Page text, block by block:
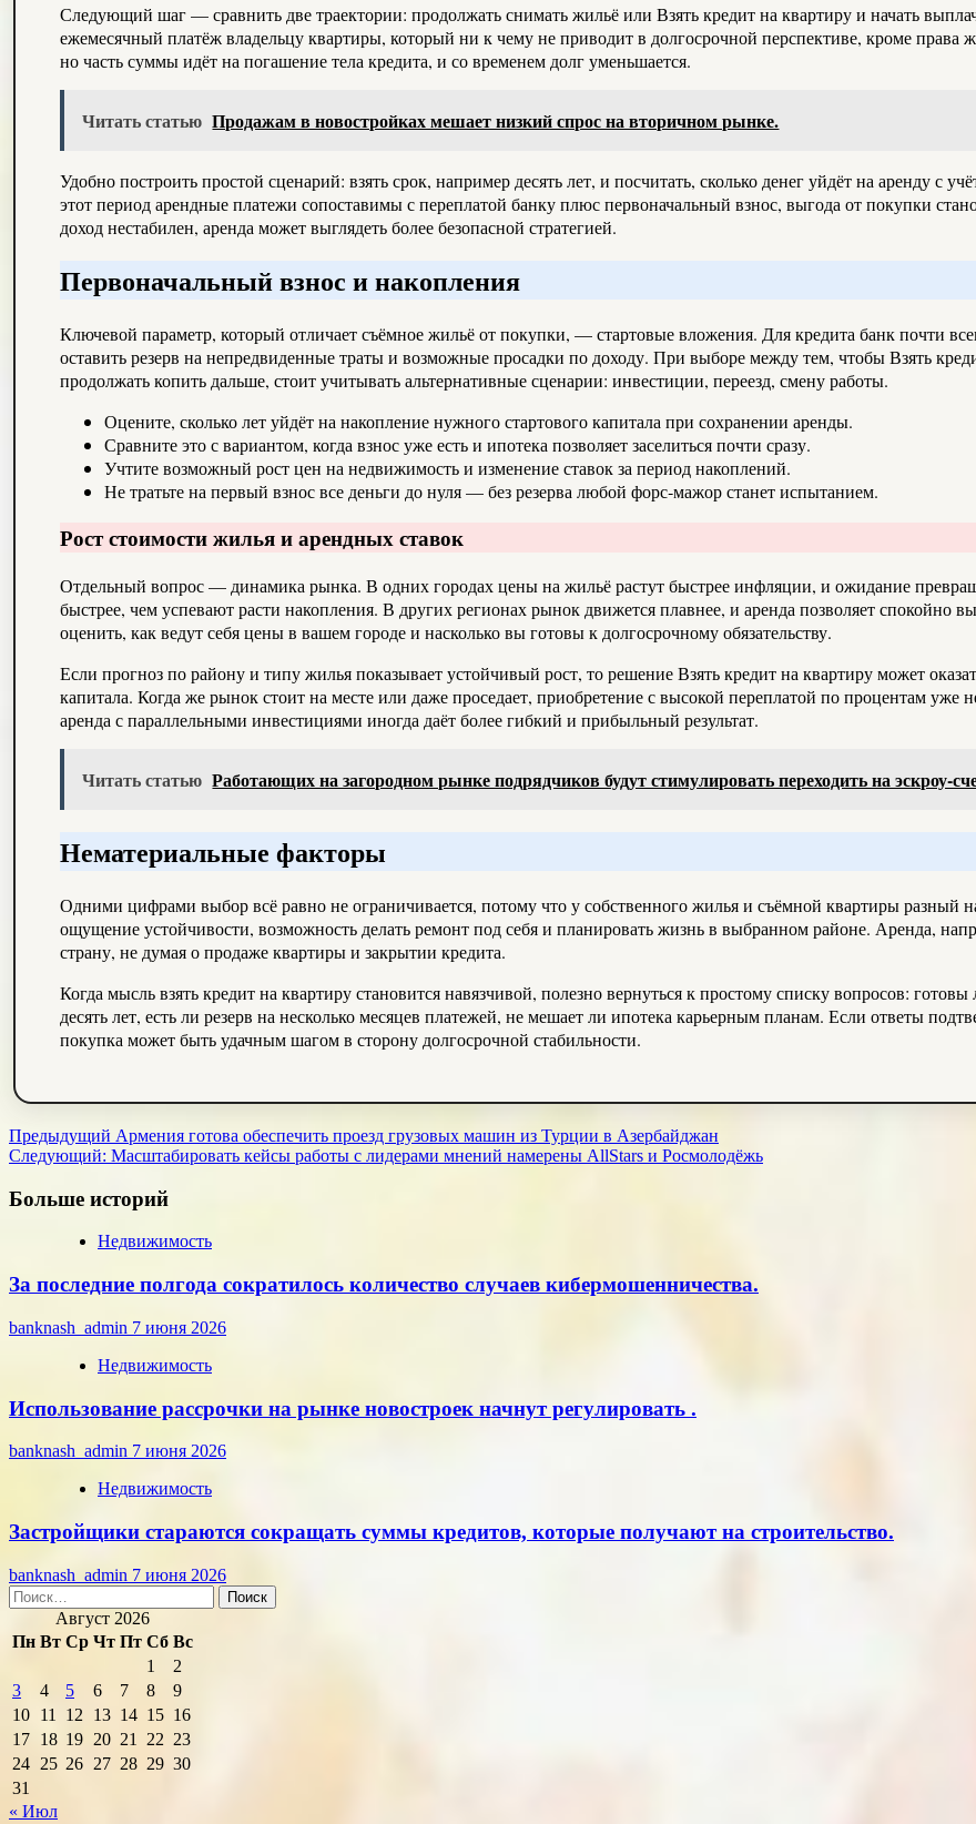
Следующий шаг — сравнить две траектории: продолжать снимать жильё или Взять кредит на квартиру и начать
ежемесячный платёж владельцу квартиры, который ни к чему не приводит в долгосрочной перспективе, кроме
но часть суммы идёт на погашение тела кредита, и со временем долг уменьшается.
Читать статью Продажам в новостройках мешает низкий спрос на вторичном рынке.
Удобно построить простой сценарий: взять срок, например десять лет, и посчитать, сколько денег уйдёт на аренду с
этот период арендные платежи сопоставимы с переплатой банку плюс первоначальный взнос, выгода от покупки
доход нестабилен, аренда может выглядеть более безопасной стратегией.
Первоначальный взнос и накопления
Ключевой параметр, который отличает съёмное жильё от покупки, — стартовые вложения. Для кредита банк почти
оставить резерв на непредвиденные траты и возможные просадки по доходу. При выборе между тем, чтобы Взять
продолжать копить дальше, стоит учитывать альтернативные сценарии: инвестиции, переезд, смену работы.
Оцените, сколько лет уйдёт на накопление нужного стартового капитала при сохранении аренды.
Сравните это с вариантом, когда взнос уже есть и ипотека позволяет заселиться почти сразу.
Учтите возможный рост цен на недвижимость и изменение ставок за период накоплений.
Не тратьте на первый взнос все деньги до нуля — без резерва любой форс‑мажор станет испытанием.
Рост стоимости жилья и арендных ставок
Отдельный вопрос — динамика рынка. В одних городах цены на жильё растут быстрее инфляции, и ожидание
быстрее, чем успевают расти накопления. В других регионах рынок движется плавнее, и аренда позволяет
оценить, как ведут себя цены в вашем городе и насколько вы готовы к долгосрочному обязательству.
Если прогноз по району и типу жилья показывает устойчивый рост, то решение Взять кредит на квартиру может
капитала. Когда же рынок стоит на месте или даже проседает, приобретение с высокой переплатой по процентам
аренда с параллельными инвестициями иногда даёт более гибкий и прибыльный результат.
Читать статью Работающих на загородном рынке подрядчиков будут стимулировать переходить на эскроу-
Нематериальные факторы
Одними цифрами выбор всё равно не ограничивается, потому что у собственного жилья и съёмной квартиры разный
ощущение устойчивости, возможность делать ремонт под себя и планировать жизнь в выбранном районе. Аренда,
страну, не думая о продаже квартиры и закрытии кредита.
Когда мысль взять кредит на квартиру становится навязчивой, полезно вернуться к простому списку вопросов:
десять лет, есть ли резерв на несколько месяцев платежей, не мешает ли ипотека карьерным планам. Если ответы
покупка может быть удачным шагом в сторону долгосрочной стабильности.
Навигация
записи
Предыдущий Армения готова обеспечить проезд грузовых машин из Турции в Азербайджан
Следующий: Масштабировать кейсы работы с лидерами мнений намерены AllStars и Росмолодёжь
Больше историй
Недвижимость
За последние полгода сократилось количество случаев кибермошенничества.
banknash_admin 7 июня 2026
Недвижимость
Использование рассрочки на рынке новостроек начнут регулировать .
banknash_admin 7 июня 2026
Недвижимость
Застройщики стараются сокращать суммы кредитов, которые получают на строительство.
banknash_admin 7 июня 2026
Найти:
Август 2026
Пн Вт Ср Чт Пт Сб Вс
1
2
3
4 5 6 7 8
9
10 11 12 13 14 15 16
17 18 19 20 21 22 23
24 25 26 27 28 29 30
31
« Июл